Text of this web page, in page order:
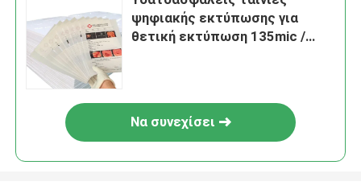
ψηφιακής εκτύπωσης για
θετική εκτύπωση 135mic /
Να συνεχίσει